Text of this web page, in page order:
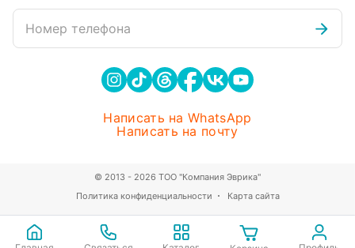
Номер телефона
Написать на WhatsApp
Написать на почту
Политика конфиденциальности Карта сайта
© 2013 - 2026 ТОО "Компания Эврика"